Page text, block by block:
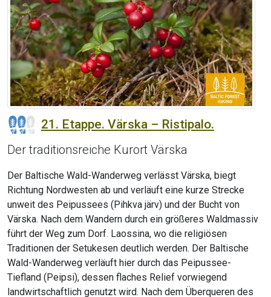
21. Etappe. Värska – Ristipalo.
Der traditionsreiche Kurort Värska
Der Baltische Wald-Wanderweg verlässt Värska, biegt
Richtung Nordwesten ab und verläuft eine kurze Strecke
unweit des Peipussees (Pihkva järv) und der Bucht von
Värska. Nach dem Wandern durch ein größeres Waldmassiv
führt der Weg zum Dorf. Laossina, wo die religiösen
Traditionen der Setukesen deutlich werden. Der Baltische
Wald-Wanderweg verläuft hier durch das Peipussee-
Tiefland (Peipsi), dessen flaches Relief vorwiegend
landwirtschaftlich genutzt wird. Nach dem Überqueren des